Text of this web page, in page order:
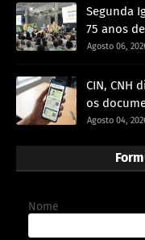
Segunda
75 anos
Agosto 06,
CIN, CNH
os
Agosto 04,
Nome